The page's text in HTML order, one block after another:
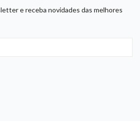
e receba novidades das melhores